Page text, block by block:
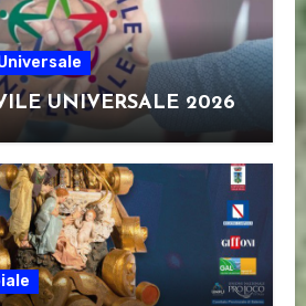
UNIVERSALE 2026